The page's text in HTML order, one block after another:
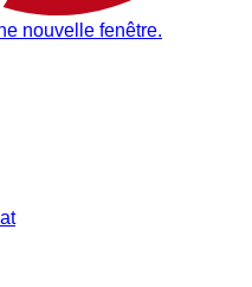
nouvelle fenêtre.